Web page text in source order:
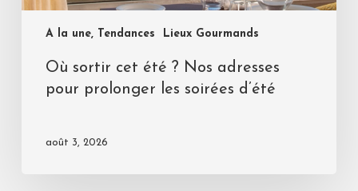
A la une, Tendances Lieux Gourmands
Où sortir cet été ? Nos adresses
pour prolonger les soirées d’été
août 3, 2026